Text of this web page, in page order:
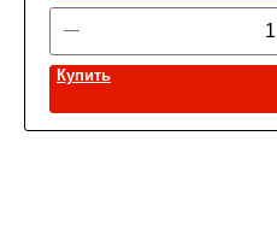
Купить